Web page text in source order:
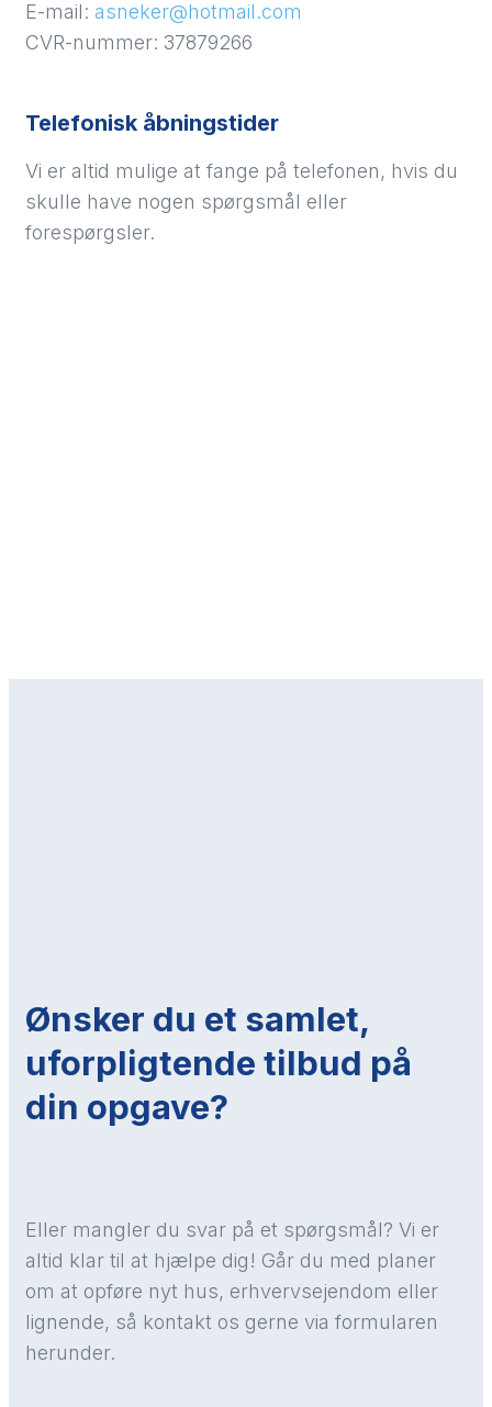
E-mail: asneker@hotmail.com
CVR-nummer: 37879266
Telefonisk åbningstider
Vi er altid mulige at fange på telefonen, hvis du
skulle have nogen spørgsmål eller
forespørgsler.
Ønsker du et samlet,
uforpligtende tilbud på
din opgave?
Eller mangler du svar på et spørgsmål? Vi er
altid klar til at hjælpe dig! Går du med planer
om at opføre nyt hus, erhvervsejendom eller
lignende, så kontakt os gerne via formularen
herunder.